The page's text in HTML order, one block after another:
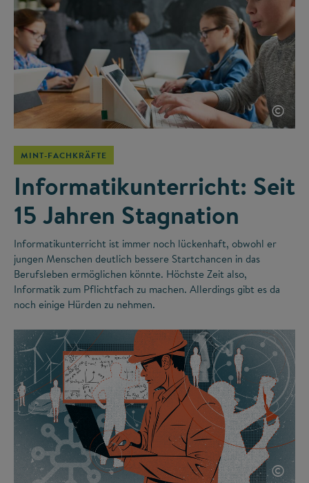
©
MINT-FACHKRÄFTE
Informatikunterricht: Seit
15 Jahren Stagnation
Informatikunterricht ist immer noch lückenhaft, obwohl er
jungen Menschen deutlich bessere Startchancen in das
Berufsleben ermöglichen könnte. Höchste Zeit also,
Informatik zum Pflichtfach zu machen. Allerdings gibt es da
noch einige Hürden zu nehmen.
©